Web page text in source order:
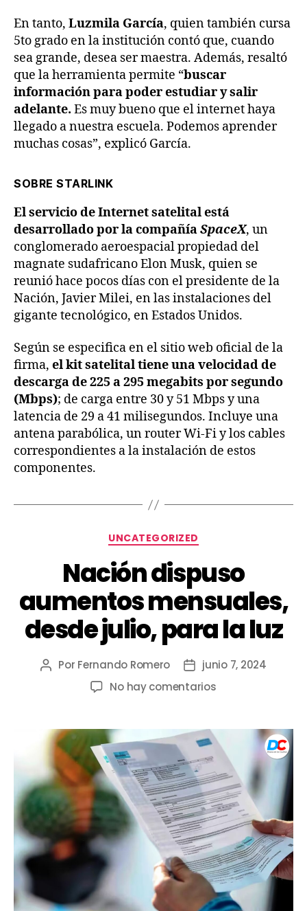
En tanto, Luzmila García, quien también cursa
5to grado en la institución contó que, cuando
sea grande, desea ser maestra. Además, resaltó
que la herramienta permite “buscar
información para poder estudiar y salir
adelante. Es muy bueno que el internet haya
llegado a nuestra escuela. Podemos aprender
muchas cosas”, explicó García.
SOBRE STARLINK
El servicio de Internet satelital está
desarrollado por la compañíaSpaceX, un
conglomerado aeroespacial propiedad del
magnate sudafricano Elon Musk, quien se
reunió hace pocos días con el presidente de la
Nación, Javier Milei, en las instalaciones del
gigante tecnológico, en Estados Unidos.
Según se especifica en el sitio web oficial de la
firma, el kit satelital tiene una velocidad de
descarga de 225 a 295 megabits por segundo
(Mbps); de carga entre 30 y 51 Mbps y una
latencia de 29 a 41 milisegundos. Incluye una
antena parabólica, un router Wi-Fi y los cables
correspondientes a la instalación de estos
componentes.
UNCATEGORIZED
Nación dispuso
aumentos mensuales,
desde julio, para la luz
Por Fernando Romero
junio 7, 2024
No hay comentarios